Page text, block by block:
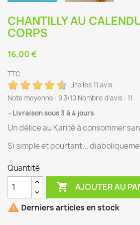
CHANTILLY AU
CORPS
16,00 €
TTC
Lire les 11 avis
Note moyenne : 9.3/10 Nombre d'avis : 11
Livraison sous 3 à 4 jours
Un délice au Karité à consommer
Si simple et pourtant...
Quantité
 AJOUTER AU
 Derniers articles en stock